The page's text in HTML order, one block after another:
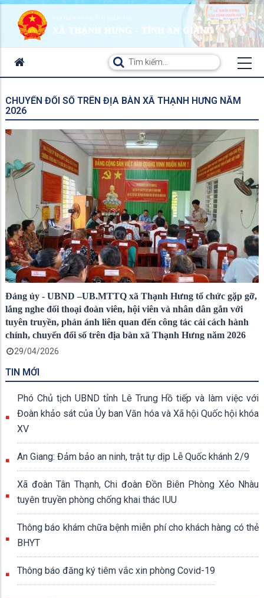
TRANG THÔNG TIN ĐIỆN TỬ
XÃ THẠNH HƯNG - TỈNH AN GIANG
CHUYỂN ĐỔI SỐ TRÊN ĐỊA BÀN XÃ THẠNH HƯNG NĂM
2026
Đảng ủy - UBND –UB.MTTQ xã Thạnh Hưng tổ chức gặp gỡ,
lắng nghe đối thoại đoàn viên, hội viên và nhân dân gắn với
tuyên truyền, phản ánh liên quan đến công tác cải cách hành
chính, chuyển đổi số trên địa bàn xã Thạnh Hưng năm 2026
29/04/2026
TIN MỚI
Phó Chủ tịch UBND tỉnh Lê Trung Hồ tiếp và làm việc với
Đoàn khảo sát của Ủy ban Văn hóa và Xã hội Quốc hội khóa
XV
An Giang: Đảm bảo an ninh, trật tự dịp Lễ Quốc khánh 2/9
Xã đoàn Tân Thạnh, Chi đoàn Đồn Biên Phòng Xẻo Nhàu
tuyên truyền phòng chống khai thác IUU
Thông báo khám chữa bệnh miễn phí cho khách hàng có thẻ
BHYT
Thông báo đăng ký tiêm vắc xin phòng Covid-19